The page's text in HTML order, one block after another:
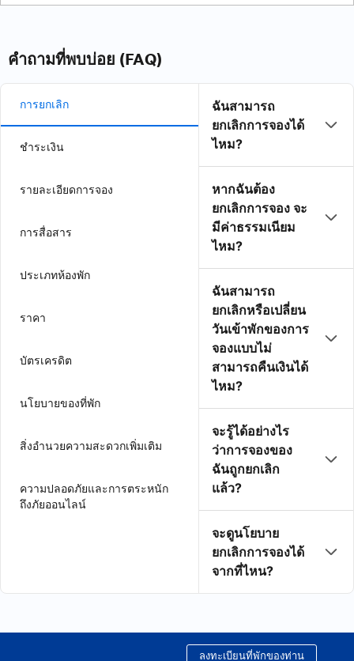
คำถามที่พบบ่อย (FAQ)
การยกเลิก
ชำระเงิน
รายละเอียดการจอง
การสื่อสาร
ประเภทห้องพัก
ราคา
บัตรเครดิต
นโยบายของที่พัก
สิ่งอำนวยความสะดวกเพิ่มเติม
ความปลอดภัยและการตระหนัก
ถึงภัยออนไลน์
ฉันสามารถ
ยกเลิกการจองได้
ไหม?
หากฉันต้อง
ยกเลิกการจอง จะ
มีค่าธรรมเนียม
ไหม?
ฉันสามารถ
ยกเลิกหรือเปลี่ยน
วันเข้าพักของการ
จองแบบไม่
สามารถคืนเงินได้
ไหม?
จะรู้ได้อย่างไร
ว่าการจองของ
ฉันถูกยกเลิก
แล้ว?
จะดูนโยบาย
ยกเลิกการจองได้
จากที่ไหน?
ลงทะเบียนที่พักของท่าน